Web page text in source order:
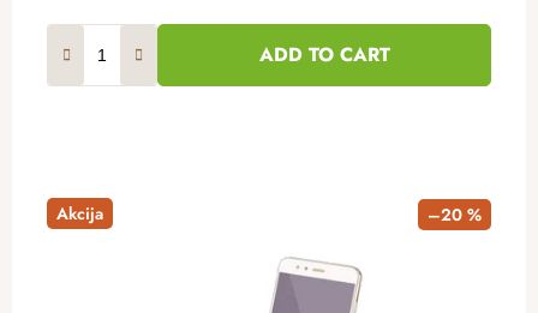
ADD TO CART
Akcija –20 %